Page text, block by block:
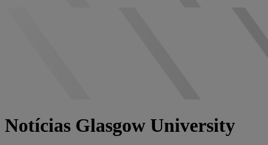
Notícias Glasgow University